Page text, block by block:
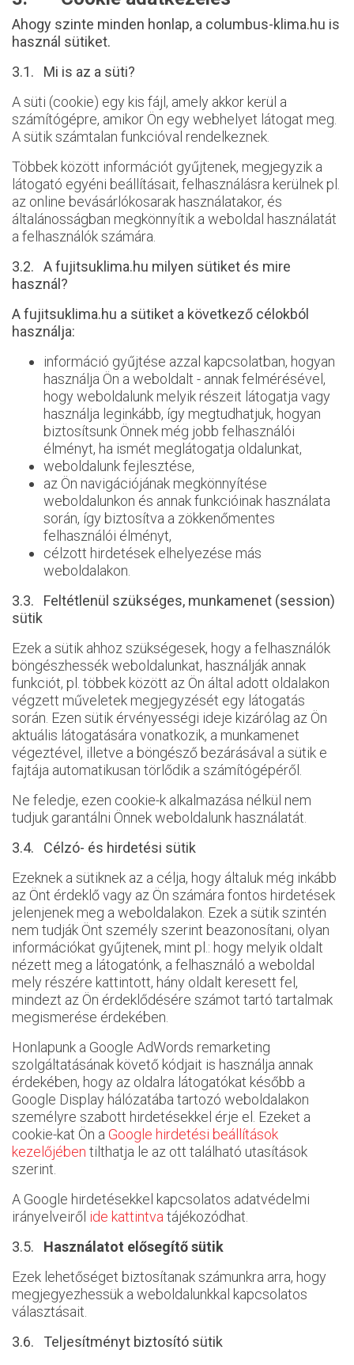
Ahogy szinte minden honlap, a columbus-klima.hu is
használ sütiket.
3.1. Mi is az a süti?
A süti (cookie) egy kis fájl, amely akkor kerül a
számítógépre, amikor Ön egy webhelyet látogat meg.
A sütik számtalan funkcióval rendelkeznek.
Többek között információt gyűjtenek, megjegyzik a
látogató egyéni beállításait, felhasználásra kerülnek pl.
az online bevásárlókosarak használatakor, és
általánosságban megkönnyítik a weboldal használatát
a felhasználók számára.
3.2. A fujitsuklima.hu milyen sütiket és mire
használ?
A fujitsuklima.hu a sütiket a következő célokból
használja:
információ gyűjtése azzal kapcsolatban, hogyan
használja Ön a weboldalt - annak felmérésével,
hogy weboldalunk melyik részeit látogatja vagy
használja leginkább, így megtudhatjuk, hogyan
biztosítsunk Önnek még jobb felhasználói
élményt, ha ismét meglátogatja oldalunkat,
weboldalunk fejlesztése,
az Ön navigációjának megkönnyítése
weboldalunkon és annak funkcióinak használata
során, így biztosítva a zökkenőmentes
felhasználói élményt,
célzott hirdetések elhelyezése más
weboldalakon.
3.3. Feltétlenül szükséges, munkamenet (session)
sütik
Ezek a sütik ahhoz szükségesek, hogy a felhasználók
böngészhessék weboldalunkat, használják annak
funkciót, pl. többek között az Ön által adott oldalakon
végzett műveletek megjegyzését egy látogatás
során. Ezen sütik érvényességi ideje kizárólag az Ön
aktuális látogatására vonatkozik, a munkamenet
végeztével, illetve a böngésző bezárásával a sütik e
fajtája automatikusan törlődik a számítógépéről.
Ne feledje, ezen cookie-k alkalmazása nélkül nem
tudjuk garantálni Önnek weboldalunk használatát.
3.4. Célzó- és hirdetési sütik
Ezeknek a sütiknek az a célja, hogy általuk még inkább
az Önt érdeklő vagy az Ön számára fontos hirdetések
jelenjenek meg a weboldalakon. Ezek a sütik szintén
nem tudják Önt személy szerint beazonosítani, olyan
információkat gyűjtenek, mint pl.: hogy melyik oldalt
nézett meg a látogatónk, a felhasználó a weboldal
mely részére kattintott, hány oldalt keresett fel,
mindezt az Ön érdeklődésére számot tartó tartalmak
megismerése érdekében.
Honlapunk a Google AdWords remarketing
szolgáltatásának követő kódjait is használja annak
érdekében, hogy az oldalra látogatókat később a
Google Display hálózatába tartozó weboldalakon
személyre szabott hirdetésekkel érje el. Ezeket a
cookie-kat Ön a Google hirdetési beállítások
kezelőjében tilthatja le az ott található utasítások
szerint.
A Google hirdetésekkel kapcsolatos adatvédelmi
irányelveiről ide kattintva tájékozódhat.
3.5. Használatot elősegítő sütik
Ezek lehetőséget biztosítanak számunkra arra, hogy
megjegyezhessük a weboldalunkkal kapcsolatos
választásait.
3.6. Teljesítményt biztosító sütik